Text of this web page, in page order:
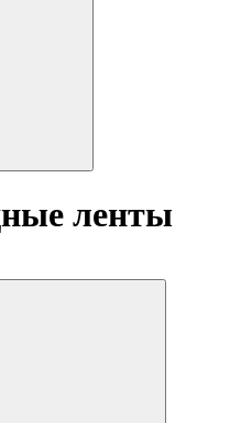
ленты